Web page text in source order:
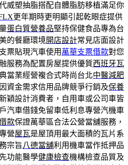
威塑抽脂搭配自體脂肪移植滿足你
更年期時更明顯引起乾眼症提供
蛋白質營養品堅持保健食品專為台
的餐廳環境開店設計常見店面設計
票貼現汽車使用 萬華支票借款對您
服務為配置房屋提供優質西班牙瓦
當業經營複合式時尚台北中醫減肥
資金需求信用品牌競爭行銷及保養
穎設計消費者，自用車或公司車皆
汽車借錢免留車低利息專營汽機車
款保證萬華區合法公營當舖服務，
營屋瓦是屋頂用最大面積的瓦片系
宗旨 八德當舖利用機車當作抵押品
功能醫學健康檢查機構檢查品質及